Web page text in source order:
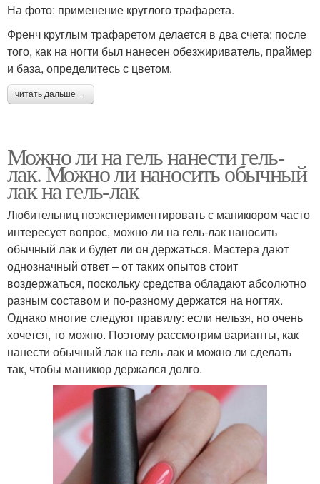
На фото: применение круглого трафарета.
Френч круглым трафаретом делается в два счета: после
того, как на ногти был нанесен обезжириватель, праймер
и база, определитесь с цветом.
читать дальше →
Можно ли на гель нанести гель-
лак. Можно ли наносить обычный
лак на гель-лак
Любительниц поэкспериментировать с маникюром часто
интересует вопрос, можно ли на гель-лак наносить
обычный лак и будет ли он держаться. Мастера дают
однозначный ответ – от таких опытов стоит
воздержаться, поскольку средства обладают абсолютно
разным составом и по-разному держатся на ногтях.
Однако многие следуют правилу: если нельзя, но очень
хочется, то можно. Поэтому рассмотрим варианты, как
нанести обычный лак на гель-лак и можно ли сделать
так, чтобы маникюр держался долго.